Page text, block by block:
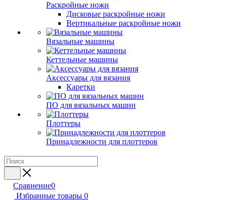
Раскройные ножи
Дисковые раскройные ножи
Вертикальные раскройные ножи
Вязальные машины
Кеттельные машины
Аксессуары для вязания
Каретки
ПО для вязальных машин
Плоттеры
Принадлежности для плоттеров
Сравнение0
Избранные товары 0